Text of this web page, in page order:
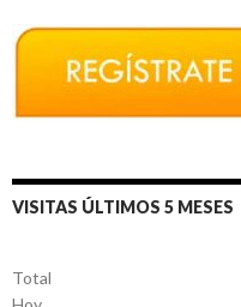
VISITAS ÚLTIMOS 5 MESES
Total